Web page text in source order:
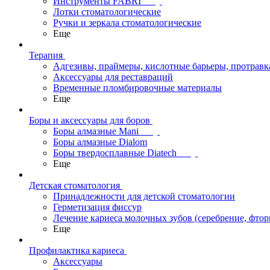
Лотки стоматологические
Ручки и зеркала стоматологические
Еще
Терапия
Адгезивы, праймеры, кислотные барьеры,
Аксессуары для реставраций
Временные пломбировочные материалы
Еще
Боры и аксессуары для боров
Боры алмазные Mani
Боры алмазные Dialom
Боры твердосплавные Diatech
Еще
Детская стоматология
Принадлежности для детской стоматологии
Герметизация фиссур
Лечение кариеса молочных зубов (серебрение,
Еще
Профилактика кариеса
Аксессуары